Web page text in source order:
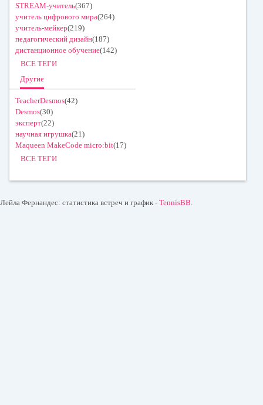
STREAM-учитель(367)
учитель цифрового мира(264)
учитель-мейкер(219)
педагогический дизайн(187)
дистанционное обучение(142)
ВСЕ ТЕГИ
Другие
TeacherDesmos(42)
Desmos(30)
эксперт(22)
научная игрушка(21)
Maqueen MakeCode micro:bit(17)
ВСЕ ТЕГИ
Лейла Фернандес: статистика встреч и график - TennisBB